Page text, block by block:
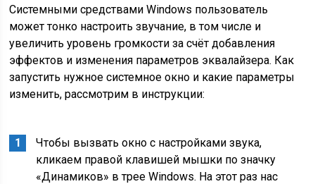
Системными средствами Windows пользователь
может тонко настроить звучание, в том числе и
увеличить уровень громкости за счёт добавления
эффектов и изменения параметров эквалайзера. Как
запустить нужное системное окно и какие параметры
изменить, рассмотрим в инструкции:
Чтобы вызвать окно с настройками звука,
кликаем правой клавишей мышки по значку
«Динамиков» в трее Windows. На этот раз нас